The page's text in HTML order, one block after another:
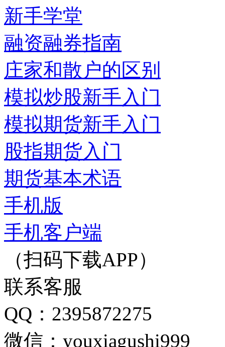
新手学堂
融资融券指南
庄家和散户的区别
模拟炒股新手入门
模拟期货新手入门
股指期货入门
期货基本术语
手机版
手机客户端
（扫码下载APP）
联系客服
QQ：2395872275
微信：youxiagushi999